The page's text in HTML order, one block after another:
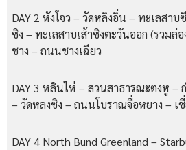
DAY 2 หังโจว – วัดหลิงอิ่น – ทะเลสาบ
ซิง – ทะเลสาบเส้าซิงตะวันออก (รวมล่
ชาง – ถนนชางเฉียว
DAY 3 หลินไห่ – สวนสาธารณะตงหู –
– วัดหลงซิง – ถนนโบราณจื่อหยาง – เซี่
DAY 4 North Bund Greenland –